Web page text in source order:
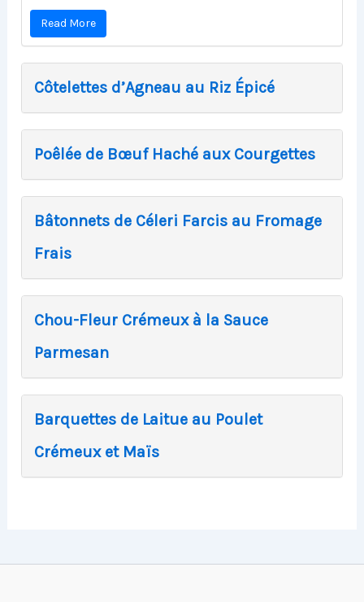
Read More
Côtelettes d’Agneau au Riz Épicé
Poêlée de Bœuf Haché aux Courgettes
Bâtonnets de Céleri Farcis au Fromage
Frais
Chou-Fleur Crémeux à la Sauce
Parmesan
Barquettes de Laitue au Poulet
Crémeux et Maïs